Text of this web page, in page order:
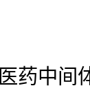
药中间